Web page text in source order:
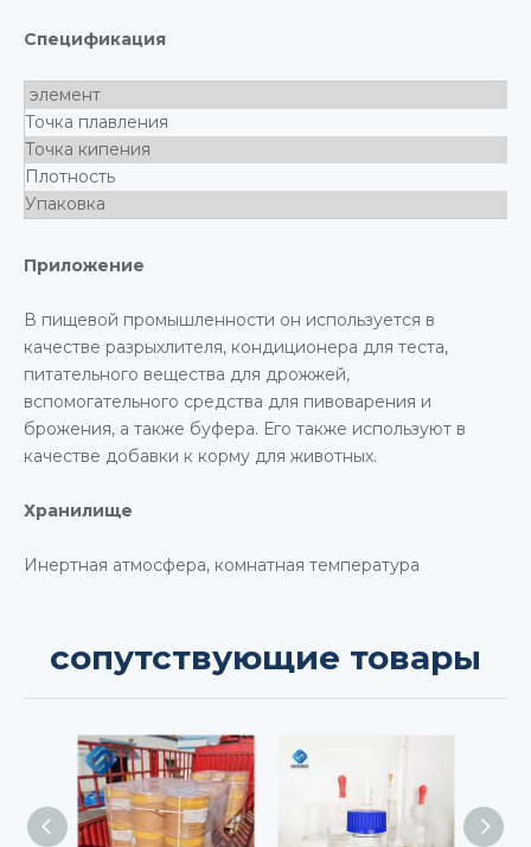
Спецификация
элемент
Точка плавления
Точка кипения
Плотность
Упаковка
Приложение
В пищевой промышленности он используется в
качестве разрыхлителя, кондиционера для теста,
питательного вещества для дрожжей,
вспомогательного средства для пивоварения и
брожения, а также буфера. Его также используют в
качестве добавки к корму для животных.
Хранилище
Инертная атмосфера, комнатная температура
сопутствующие товары